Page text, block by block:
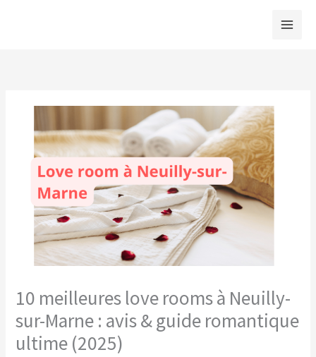
10 meilleures love rooms à Neuilly-
sur-Marne : avis & guide romantique
ultime (2025)